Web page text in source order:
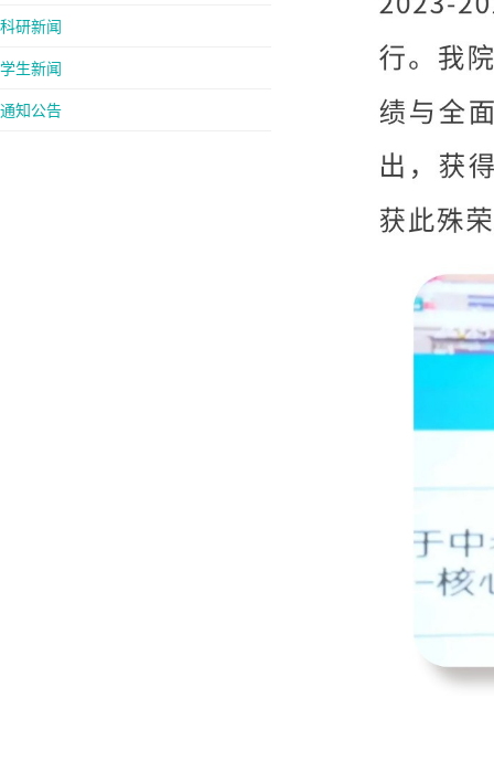
科研新闻
学生新闻
通知公告